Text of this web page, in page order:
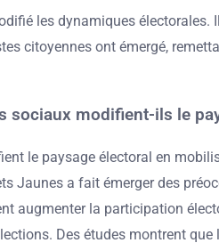
les dynamiques
citoyennes ont émergé,
sociaux modifient-ils le
le paysage électoral en
Jaunes a fait émerger des
augmenter la participation
Des études montrent